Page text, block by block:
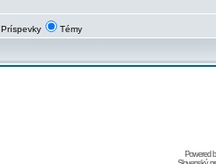
Príspevky Témy
Powered